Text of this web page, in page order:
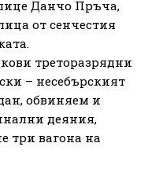
Данчо Пръча,
от сенчестия
треторазрядни
– несебърският
обвиняем и
деяния,
три вагона на